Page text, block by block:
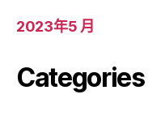
2023年5 月
Categories